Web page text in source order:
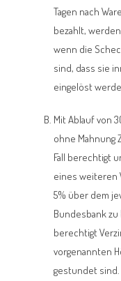
Tagen nach
bezahlt,
wenn die
sind, dass sie
eingelöst
Mit Ablauf von
ohne Mahnung
Fall berechtigt
eines weiteren
5% über dem
Bundesbank
berechtigt
vorgenannten
gestundet sind.